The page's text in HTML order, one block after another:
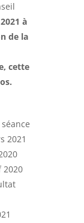
à
de la
cette
2021
2020